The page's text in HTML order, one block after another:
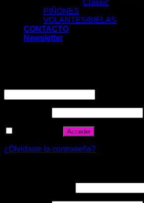
Classic
PIÑONES
VOLANTES/BIELAS
CONTACTO
Newsletter
Acceder
¿Olvidaste la contraseña?